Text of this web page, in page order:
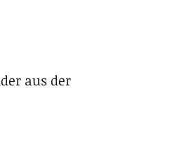
aus der